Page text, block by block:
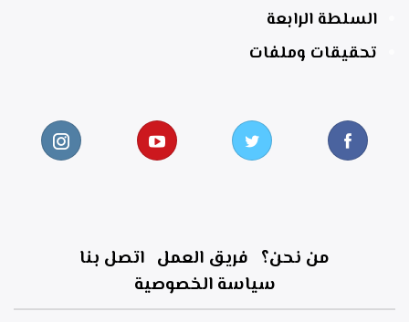
السلطة الرابعة
تحقيقات وملفات
من نحن؟ فريق العمل اتصل بنا
سياسة الخصوصية